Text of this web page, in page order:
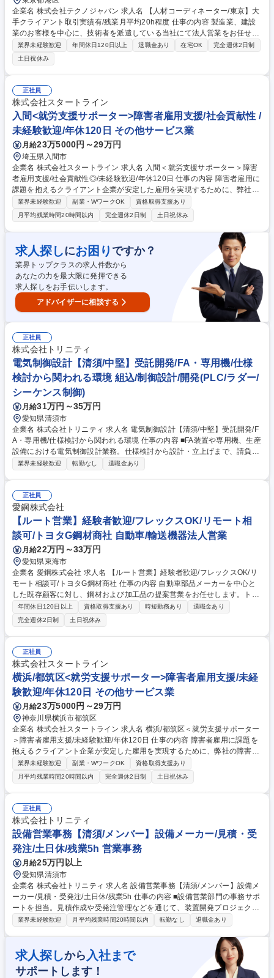
企業名 株式会社テクノジャパン 求人名 【人材コーディネーター/東京】大
手クライアント取引実績有/残業月平均20h程度 仕事の内容 製造業、建設
業のお客様を中心に、技術者を派遣している当社にて法人営業をお任せし
ます。技術者を当社から派遣することで、日本のものづくりを下支えして
いる大きなやりがいや実感をもてるお仕事です。 また、求職者となる技術
者の方へも実現したいキャリアをヒアリングし案件をアサイン。個人のや
りたいことの実現や成長を下支えすることも大きなやりがいです。【詳
細】■既存のお客様に対して、必要な人材要件を詳しくヒアリング。その
後、技術者のご提案・ご商談、アフターフォローまで一貫して対応しま
す。 ■飛び込み営業やテレアポを通じて、新規顧客の開拓にも携わってい
ただきます。 募集職種 【人材コーディネーター/東京】大手クライアント
取引実績有/残業月平均20h程度
業界未経験歓迎 年間休日120日以上 退職金あり 在宅OK
完全週休2日制
土日祝休み
正社員
株式会社スタートライン
入間<就労支援サポーター>障害者雇用支援/社会貢献性 /
未経験歓迎/年休120日 その他サービス業
月給23万5000円～29万円
埼玉県入間市
企業名 株式会社スタートライン 求人名 入間＜就労支援サポーター＞障害
者雇用支援/社会貢献性◎/未経験歓迎/年休120日 仕事の内容 障害者雇用に
課題を抱えるクライアント企業が安定した雇用を実現するために、弊社の
屋内農園型障害者雇用支援サービスIBUKIでの就労/運営サポート業務をお
任せします。具体手的にはIBUKIを利用するクライアント 企業の「管理者
（IBUKIに常駐する障害者マネジメント担当者）」へ向けた障害者マネジ
メントのサポートと、「管理者と伴走しながらの障害者サポート」行って
いただきます。また、必要に応じて本社人事担当者とのIBUKI運営に関す
る報告・連絡・相談や障害者雇用に関するアドバイスなども行います。
例：管理者面談、管理者と障害者の面談への同席サポート、人事担当者に
向けた成果物活用方法の相談等 募集職種 入間＜就労支援サポーター＞障
害者雇用支援/社会貢献性◎/未経験歓迎/年休120日
業界未経験歓迎 副業・WワークOK
資格取得支援あり
月平均残業時間20時間以内
完全週休2日制 土日祝休み
求人探しにお困り ですか？
業界トップクラスの求人件数から
あなたの力を最大限に発揮できる
求人探しをお手伝いします。
アドバイザーに相談する
正社員
株式会社トリニティ
電気制御設計【清須/中堅】受託開発/FA・専用機/仕様
検討から関われる環境 組込/制御設計/開発(PLC/ラダー/
シーケンス制御)
月給31万円～35万円
愛知県清須市
企業名 株式会社トリニティ 求人名 電気制御設計【清須/中堅】受託開発/F
A・専用機/仕様検討から関われる環境 仕事の内容 ■FA装置や専用機、生産
設備における電気制御設計業務。仕様検討から設計・立上げまで、請負チ
ームの中核として担当します。 【具体例】■FA装置・検査装置・自動機な
のデバッグ、試運転、立上げ対応 ★請負案件のため設計品質・スケジュー
ルを自らコントロール可能。制御設計の上流工程に携わりたい方に最適で
す★ 募集職種 電気制御設計【清須/中堅】受託開発/FA・専用機/仕様検討
から関われる環境
業界未経験歓迎 転勤なし 退職金あり
正社員
愛鋼株式会社
【ルート営業】経験者歓迎/フレックスOK/リモート相
談可/トヨタG鋼材商社 自動車/輸送機器法人営業
月給22万円～33万円
愛知県東海市
企業名 愛鋼株式会社 求人名 【ルート営業】経験者歓迎/フレックスOK/リ
モート相談可/トヨタG鋼材商社 仕事の内容 自動車部品メーカーを中心と
した既存顧客に対し、鋼材および加工品の提案営業をお任せします。トヨ
タグループの安定した顧客基盤を活かし、顧客の製造工程やニーズに合わ
せた提案を行っていただきます。 具体的な業務内容 ■既存顧客（主にトヨ
タ系部品メーカー等）への定期訪問 ■顧客ニーズのヒアリングおよび鋼
材・加工品の提案 ■見積書・提案書の作成、価格交渉、契約締結 ■納品ス
ケジュールの確認およびアフターフォロー ■愛知製鋼および協力会社との
調整・連携 募集職種 【ルート営業】経験者歓迎/フレックスOK/リモート
相談可/トヨタG鋼材商社
年間休日120日以上 資格取得支援あり 時短勤務あり
退職金あり
完全週休2日制
土日祝休み
正社員
株式会社スタートライン
横浜/都筑区<就労支援サポーター>障害者雇用支援/未経
験歓迎/年休120日 その他サービス業
月給23万5000円～29万円
神奈川県横浜市都筑区
企業名 株式会社スタートライン 求人名 横浜/都筑区＜就労支援サポーター
＞障害者雇用支援/未経験歓迎/年休120日 仕事の内容 障害者雇用に課題を
抱えるクライアント企業が安定した雇用を実現するために、弊社の障害者
雇用支援の複合型サービスDiverse Villageの就労/運営サポート業務をお
任せします。具体的にはサービスを利用するクライ アント企業の「管理者
（Diverse Villageに常駐する障害者マネジメント担当者）」へ向けた障害
者マネジメントのサポートと、「管理者と伴走しながらの障害者サポー
ト」行っていただきます。また、必要に応じて本社人事担当者との運営に
関する報告・連絡・相談や障害者雇用に関するアドバイスなども行いま
す。例：管理者面談、管理者と障害者の面談への同席サポート、人事担当
者に向けた成果物活用方法の相談等 募集職種 横浜/都筑区＜就労支援サポ
ーター＞障害者雇用支援/未経験歓迎/年休120日
業界未経験歓迎 副業・WワークOK
資格取得支援あり
月平均残業時間20時間以内
完全週休2日制 土日祝休み
正社員
株式会社トリニティ
設備営業事務【清須/メンバー】設備メーカー/見積・受
発注/土日休/残業5h 営業事務
月給25万円以上
愛知県清須市
企業名 株式会社トリニティ 求人名 設備営業事務【清須/メンバー】設備メ
ーカー/見積・受発注/土日休/残業5h 仕事の内容 ■設備営業部門の事務サポ
ートを担当。見積作成や受発注管理などを通じて、装置開発プロジェクト
を支えます。 ■見積書・請求書・注文書などの書類作成 ■受発注管理、納
合わせ対応（電話・メール） ■来客対応 ★モノづくりの流れに関われる事
務職！社内連携が多く、やりがいを感じやすいポジションです★ 募集職種
設備営業事務【清須/メンバー】設備メーカー/見積・受発注/土日休/残業5h
業界未経験歓迎 月平均残業時間20時間以内 転勤なし 退職金あり
求人探しから 入社まで
サポートします！